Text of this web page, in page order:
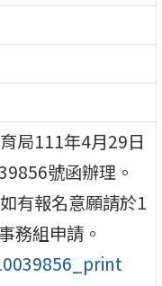
局111年4月29日
號函辦理。
有報名意願請於1
務組申請。